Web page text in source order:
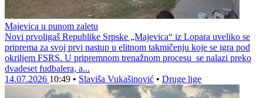
Majevica u punom zaletu
Novi prvoligaš Republike Srpske „Majevica“ iz Lopara uveliko se
priprema za svoj prvi nastup u elitnom takmičenju koje se igra pod
okriljem FSRS. U pripremnom trenažnom procesu se nalazi preko
dvadeset fudbalera, a...
14.07.2026 10:49 • Slaviša Vukašinović • Druge lige